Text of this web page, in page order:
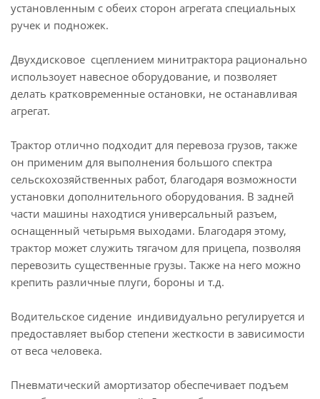
установленным с обеих сторон агрегата специальных
ручек и подножек.
Двухдисковое сцеплением минитрактора рационально
использоует навесное оборудование, и позволяет
делать кратковременные остановки, не останавливая
агрегат.
Трактор отлично подходит для перевоза грузов, также
он применим для выполнения большого спектра
сельскохозяйственных работ, благодаря возможности
установки дополнительного оборудования. В задней
части машины находтися универсальный разъем,
оснащенный четырьмя выходами. Благодаря этому,
трактор может служить тягачом для прицепа, позволяя
перевозить существенные грузы. Также на него можно
крепить различные плуги, бороны и т.д.
Водительское сидение индивидуально регулируется и
предоставляет выбор степени жесткости в зависимости
от веса человека.
Пневматический амортизатор обеспечивает подъем